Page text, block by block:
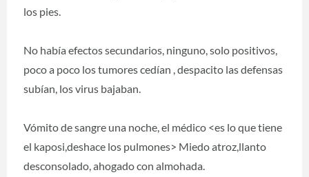
los pies.
No había efectos secundarios, ninguno, solo positivos,
poco a poco los tumores cedían , despacito las defensas
subían, los virus bajaban.
Vómito de sangre una noche, el médico <es lo que tiene
el kaposi,deshace los pulmones> Miedo atroz,llanto
desconsolado, ahogado con almohada.